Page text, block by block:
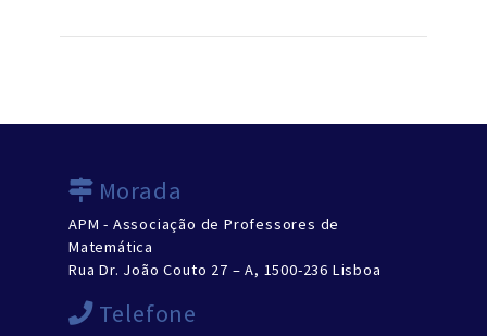
Morada
APM - Associação de Professores de
Matemática
Rua Dr. João Couto 27 – A, 1500-236 Lisboa
Telefone